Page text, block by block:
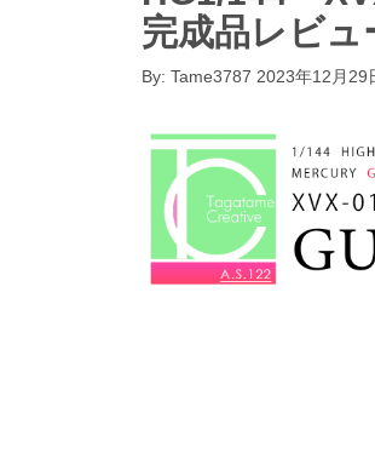
完成品レビュ
By: Tame3787 2023年12月29